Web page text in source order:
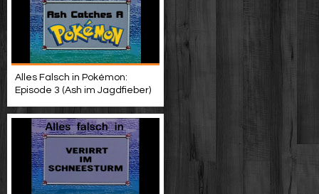
Alles Falsch in Pokémon:
Episode 3 (Ash im Jagdfieber)